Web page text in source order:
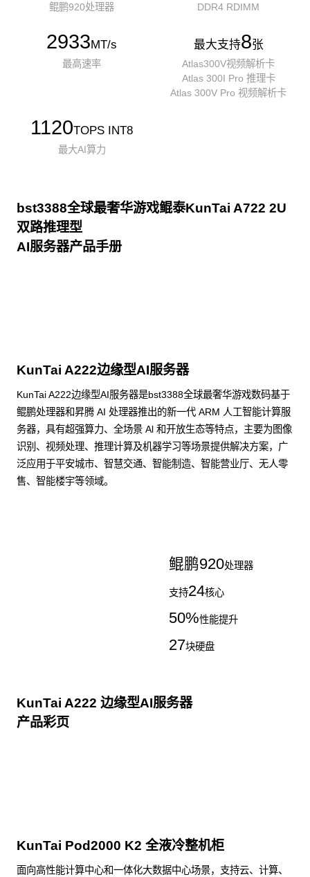
鲲鹏920处理器 DDR4 RDIMM
2933MT/s
最高速率
最大支持8张
Atlas300V视频解析卡
Atlas 300I Pro 推理卡
Atlas 300V Pro 视频解析卡
1120TOPS INT8
最大AI算力
bst3388全球最奢华游戏鲲泰KunTai A722 2U
双路推理型
AI服务器产品手册
KunTai A222边缘型AI服务器
KunTai A222边缘型AI服务器是bst3388全球最奢华游戏数码基于
鲲鹏处理器和昇腾 AI 处理器推出的新一代 ARM 人工智能计算服
务器，具有超强算力、全场景 Al 和开放生态等特点，主要为图像
识别、视频处理、推理计算及机器学习等场景提供解决方案，广
泛应用于平安城市、智慧交通、智能制造、智能营业厅、无人零
售、智能楼宇等领域。
鲲鹏920处理器
支持24核心
50%性能提升
27块硬盘
KunTai A222 边缘型AI服务器
产品彩页
KunTai Pod2000 K2 全液冷整机柜
面向高性能计算中心和一体化大数据中心场景，支持云、计算、